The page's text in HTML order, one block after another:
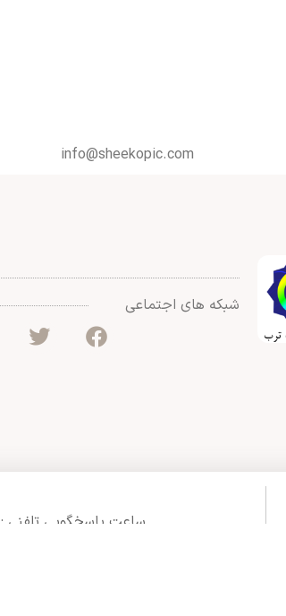
info@sheekopic.com
شبکه های اجتماعی
ساعت پاسخگویی تلفنی : ۱۰ الی ۲۲